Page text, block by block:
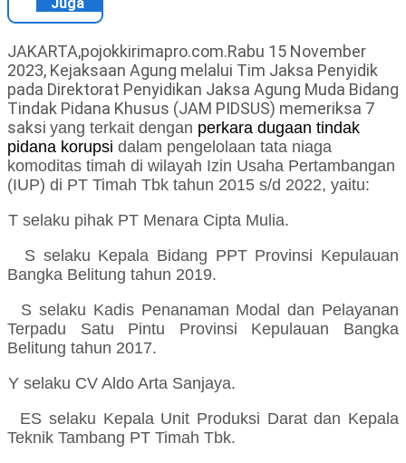
JAKARTA,pojokkirimapro.com.Rabu 15 November
2023, Kejaksaan Agung melalui Tim Jaksa Penyidik
pada Direktorat Penyidikan Jaksa Agung Muda Bidang
Tindak Pidana Khusus (JAM PIDSUS) memeriksa 7
saksi yang terkait dengan perkara dugaan tindak
pidana korupsi dalam pengelolaan tata niaga
komoditas timah di wilayah Izin Usaha Pertambangan
(IUP) di PT Timah Tbk tahun 2015 s/d 2022, yaitu:
T selaku pihak PT Menara Cipta Mulia.
S selaku Kepala Bidang PPT Provinsi Kepulauan
Bangka Belitung tahun 2019.
S selaku Kadis Penanaman Modal dan Pelayanan
Terpadu Satu Pintu Provinsi Kepulauan Bangka
Belitung tahun 2017.
Y selaku CV Aldo Arta Sanjaya.
ES selaku Kepala Unit Produksi Darat dan Kepala
Teknik Tambang PT Timah Tbk.